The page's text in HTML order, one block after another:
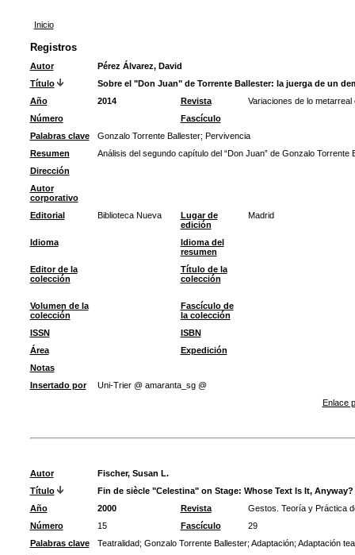
Inicio
Registros
Autor
Pérez Álvarez, David
Título
Sobre el "Don Juan" de Torrente Ballester: la juerga de un
Año
2014 Revista
Variaciones de lo
Número
Fascículo
Palabras clave
Gonzalo Torrente Ballester; Pervivencia
Resumen
Análisis del segundo capítulo del “Don Juan” de Gonzalo
Dirección
Autor
corporativo
Editorial
Biblioteca Nueva
Lugar de
edición
Madrid
Idioma
Idioma del
resumen
Editor de la
colección
Título de la
colección
Volumen de la
colección
Fascículo de
la colección
ISSN
ISBN
Área
Expedición
Notas
Insertado por
Uni-Trier @ amaranta_sg @
Enlace
Autor
Fischer, Susan L.
Título
Fin de siècle "Celestina" on Stage: Whose Text Is It, Anyway?
Año
2000 Revista
Gestos. Teoría y Práctica
Número
15 Fascículo
29
Palabras clave
Teatralidad; Gonzalo Torrente Ballester; Adaptación; Adaptación